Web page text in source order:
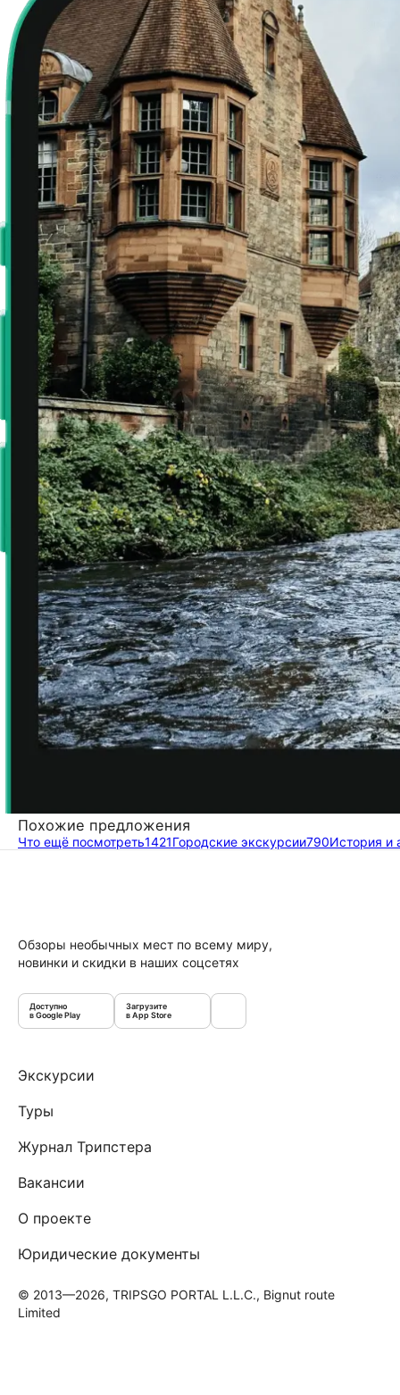
Похожие предложения
Что ещё посмотреть1421Городские экскурсии790История и
Обзоры необычных мест по всему миру,
новинки и скидки в наших соцсетях
Доступно
в Google Play
Загрузите
в App Store
Экскурсии
Туры
Журнал Трипстера
Вакансии
О проекте
Юридические документы
© 2013—2026, TRIPSGO PORTAL L.L.C., Bignut route
Limited